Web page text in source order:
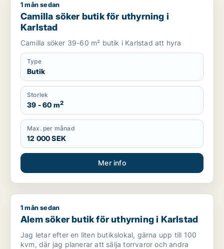
Camilla söker butik för uthyrning i Karlstad
1 mån sedan
Camilla söker butik för uthyrning i
Karlstad
Camilla söker 39-60 m² butik i Karlstad att hyra
Type
Butik
Storlek
39 - 60 m2
Max. per månad
12 000 SEK
Mer info
Alem söker butik för uthyrning i Karlstad
1 mån sedan
Alem söker butik för uthyrning i Karlstad
Jag letar efter en liten butikslokal, gärna upp till 100
kvm, där jag planerar att sälja torrvaror och andra